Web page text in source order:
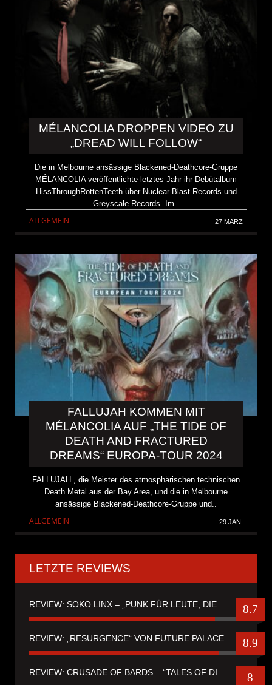
MÉLANCOLIA DROPPEN VIDEO ZU
„DREAD WILL FOLLOW“
Die in Melbourne ansässige Blackened-Deathcore-Gruppe
MÉLANCOLIA veröffentlichte letztes Jahr ihr Debütalbum
HissThroughRottenTeeth über Nuclear Blast Records und
Greyscale Records. Im..
ALLGEMEIN 27 MÄRZ
FALLUJAH KOMMEN MIT
MÉLANCOLIA AUF „THE TIDE OF
DEATH AND FRACTURED
DREAMS“ EUROPA-TOUR 2024
FALLUJAH , die Meister des atmosphärischen technischen
Death Metal aus der Bay Area, und die in Melbourne
ansässige Blackened-Deathcore-Gruppe und..
ALLGEMEIN 29 JAN.
LETZTE REVIEWS
8.7
REVIEW: „RESURGENCE“ VON FUTURE PALACE 8.9
8